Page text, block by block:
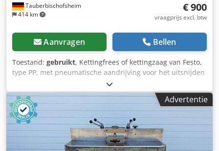
Tauberbischofsheim
414 km
€ 900
vraagprijs excl. btw
Aanvragen Bellen
Toestand: gebruikt, Kettingfrees of kettingzaag van Festo,
type PP, met pneumatische aandrijving voor het uitsnijden
van slotkasten of andere beslagdelen. Technische
specificaties: - Motor: 1,6 kW - Zaagbladlengte: 150 mm
Codpfx Aozryruog Eeha - Kettingbreedte: 7-8 mmAdvertentie